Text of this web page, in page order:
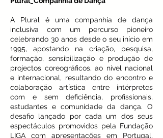
A Plural é uma companhia de dança
inclusiva com um percurso pioneiro
celebrando 30 anos desde o seu início em
1995, apostando na criação, pesquisa,
formação, sensibilização e produção de
projectos coreográficos, ao nível nacional
e internacional, resultando do encontro e
colaboração artística entre intérpretes
com e sem deficiência, profissionais,
estudantes e comunidade da dança. O
desafio lançado por cada um dos seus
espectáculos promovidos pela Fundação
LIGA com apresentações em Portugal,